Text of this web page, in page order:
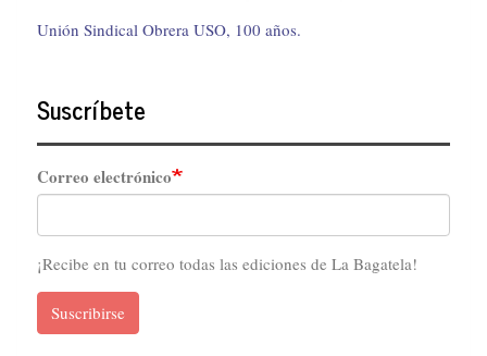
Unión Sindical Obrera USO, 100 años.
Suscríbete
Correo electrónico
¡Recibe en tu correo todas las ediciones de La Bagatela!
Suscribirse